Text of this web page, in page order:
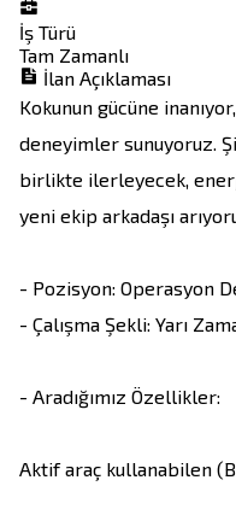
İş Türü
Tam Zamanlı
İlan Açıklaması
Kokunun gücüne
deneyimler sunuyoruz.
birlikte ilerleyecek,
yeni ekip arkadaşı
- Pozisyon: Operasyon
- Çalışma Şekli: Yarı
- Aradığımız Özellikler:
Aktif araç kullanabilen (B